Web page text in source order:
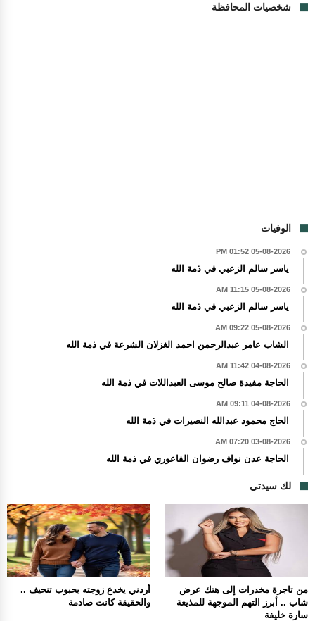
شخصيات المحافظة
الوفيات
05-08-2026 01:52 PM
ياسر سالم الزعبي في ذمة الله
05-08-2026 11:15 AM
ياسر سالم الزعبي في ذمة الله
05-08-2026 09:22 AM
الشاب عامر عبدالرحمن احمد الغزلان الشرعة في ذمة الله
04-08-2026 11:42 AM
الحاجة مفيدة صالح موسى العبداللات في ذمة الله
04-08-2026 09:11 AM
الحاج محمود عبدالله النصيرات في ذمة الله
03-08-2026 07:20 AM
الحاجة عدن نواف رضوان الفاعوري في ذمة الله
لك سيدتي
أردني يخدع زوجته بحبوب تنحيف ..
والحقيقة كانت صادمة
من تاجرة مخدرات إلى هتك عرض
شاب .. أبرز التهم الموجهة للمذيعة
سارة خليفة